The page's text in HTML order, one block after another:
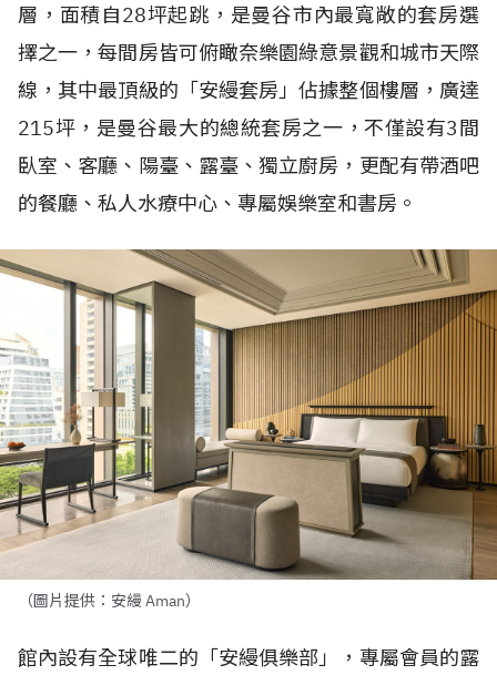
層，面積自28坪起跳，是曼谷市內最寬敞的套房選
擇之一，每間房皆可俯瞰奈樂園綠意景觀和城市天際
線，其中最頂級的「安縵套房」佔據整個樓層，廣達
215坪，是曼谷最大的總統套房之一，不僅設有3間
臥室、客廳、陽臺、露臺、獨立廚房，更配有帶酒吧
的餐廳、私人水療中心、專屬娛樂室和書房。
（圖片提供：安縵 Aman）
館內設有全球唯二的「安縵俱樂部」，專屬會員的露